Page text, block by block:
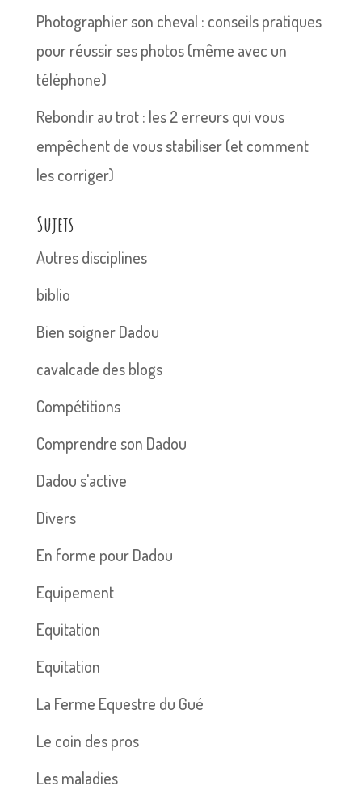
Photographier son cheval : conseils pratiques
pour réussir ses photos (même avec un
téléphone)
Rebondir au trot : les 2 erreurs qui vous
empêchent de vous stabiliser (et comment
les corriger)
Sujets
Autres disciplines
biblio
Bien soigner Dadou
cavalcade des blogs
Compétitions
Comprendre son Dadou
Dadou s'active
Divers
En forme pour Dadou
Equipement
Equitation
Equitation
La Ferme Equestre du Gué
Le coin des pros
Les maladies